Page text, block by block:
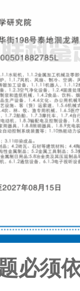
必须